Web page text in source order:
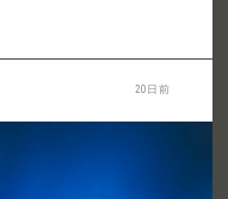
20日前